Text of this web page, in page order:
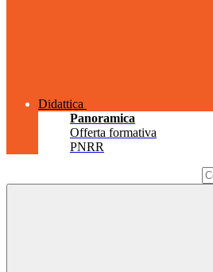
Didattica
Panoramica
Offerta formativa
PNRR